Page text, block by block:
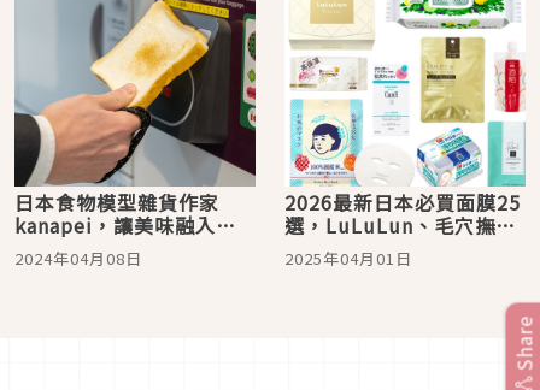
日本食物模型雜貨作家
kanapei，讓美味融入日
常的有趣作品超吸引人！
2024年04月08日
2026最新日本必買面膜25
選，LuLuLun、毛穴撫子
等眾多日本平價面膜看這
裡
2025年04月01日
Share